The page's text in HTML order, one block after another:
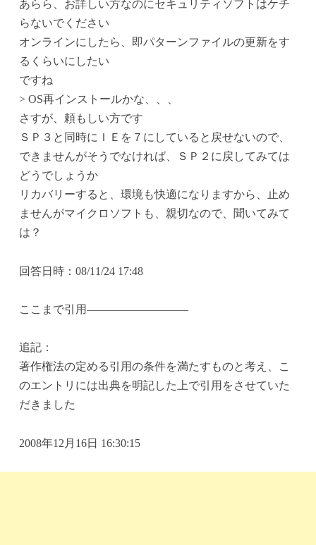
あらら、お詳しい方なのにセキュリティソフトはケチ
らないでください
オンラインにしたら、即パターンファイルの更新をす
るくらいにしたい
ですね
> OS再インストールかな、、、
さすが、頼もしい方です
ＳＰ３と同時にＩＥを７にしていると戻せないので、
できませんがそうでなければ、ＳＰ２に戻してみては
どうでしょうか
リカバリーすると、環境も快適になりますから、止め
ませんがマイクロソフトも、親切なので、聞いてみて
は？
回答日時：08/11/24 17:48
ここまで引用—————————
追記：
著作権法の定める引用の条件を満たすものと考え、こ
のエントリには出典を明記した上で引用をさせていた
だきました
2008年12月16日 16:30:15